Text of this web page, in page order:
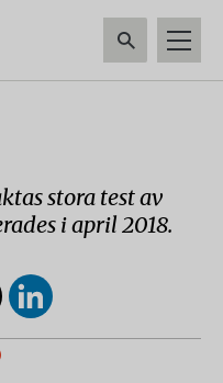
stora test av
i april 2018.